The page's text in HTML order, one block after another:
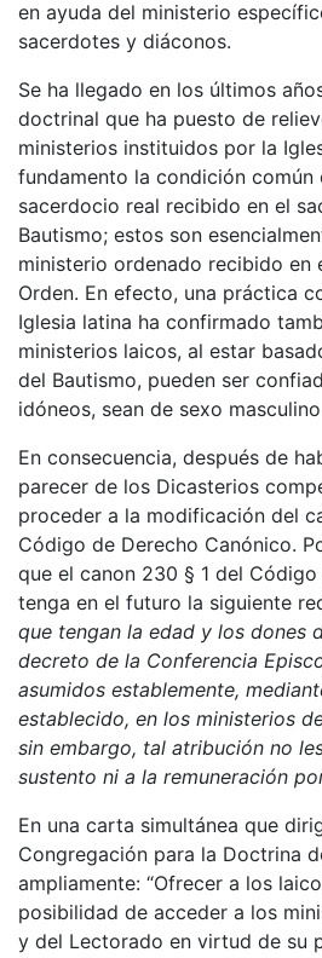
en ayuda del ministerio
sacerdotes y diáconos.
Se ha llegado en los últimos
doctrinal que ha puesto de
ministerios instituidos por la
fundamento la condición común
sacerdocio real recibido en el
Bautismo; estos son
ministerio ordenado recibido en
Orden. En efecto, una práctica
Iglesia latina ha confirmado
ministerios laicos, al estar
del Bautismo, pueden ser
idóneos, sean de sexo
En consecuencia, después de
parecer de los Dicasterios
proceder a la modificación del
Código de Derecho Canónico.
que el canon 230 § 1 del
tenga en el futuro la siguiente
que tengan la edad y los dones
decreto de la Conferencia
asumidos establemente,
establecido, en los ministerios
sin embargo, tal atribución no
sustento ni a la remuneración
En una carta simultánea que
Congregación para la Doctrina
ampliamente: “Ofrecer a los
posibilidad de acceder a los
y del Lectorado en virtud de su